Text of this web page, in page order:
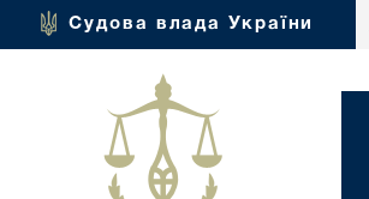
Судова влада України